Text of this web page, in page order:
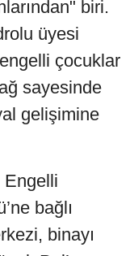
biri.
üyesi
çocuklar
sayesinde
gelişimine
Engelli
bağlı
binayı